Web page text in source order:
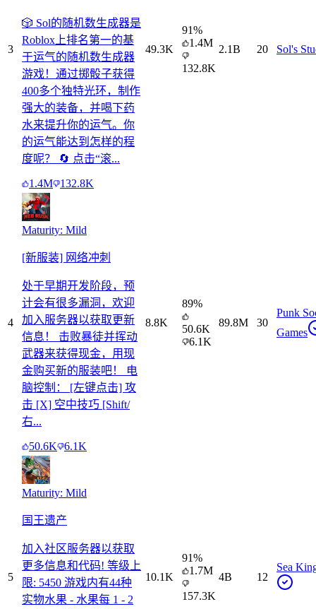
3
🎲 Sol的随机数生成器是
Roblox上排名第一的基
于运气的随机数生成器
游戏！通过掷骰子获得
400多个独特光环，制作
强大的装备，并喝下药
水来提升你的运气。你
的运气能达到怎样的程
度呢？ 🔄 点击“滚...
1.4M 132.8K
49.3K
91%
1.4M
132.8K
2.1B 20 Sol's
4
Maturity: Mild
[新服装] 网络冲刺
处于早期开发阶段，预
计会有很多漏洞，欢迎
加入服务器以获取更新
信息！ 击败暴徒并挥动
武器来获得现金，用现
金购买新的服装吧！ 电
脑控制： [左键点击] 攻
击 [X] 空中技巧 [Shift/
右...
50.6K 6.1K
8.8K
89%
50.6K
6.1K
89.8M 30
Punk
Games
5
Maturity: Mild
国王遗产
加入社区服务器以获取
更多信息和代码! 等级上
限: 5450 游戏内有44种
实物水果 - 水果每 1 - 2
10.1K
91%
1.7M
157.3K
4B 12
Sea